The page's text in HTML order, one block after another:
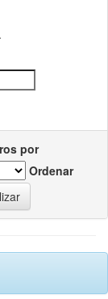
por
Ordenar